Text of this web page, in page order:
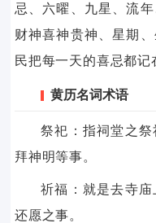
忌、六曜、九星、流
财神喜神贵神、星期
民把每一天的喜忌都记
黄历名词术语
祭祀：指祠堂之祭
拜神明等事。
祈福：就是去寺
还愿之事。